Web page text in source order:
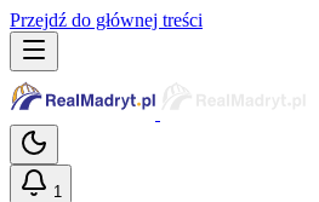
Przejdź do głównej treści
1